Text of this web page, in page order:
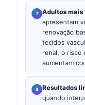
Adultos mais
apresentam
renovação
tecidos
renal, o risco
aumentam
Resultados
quando